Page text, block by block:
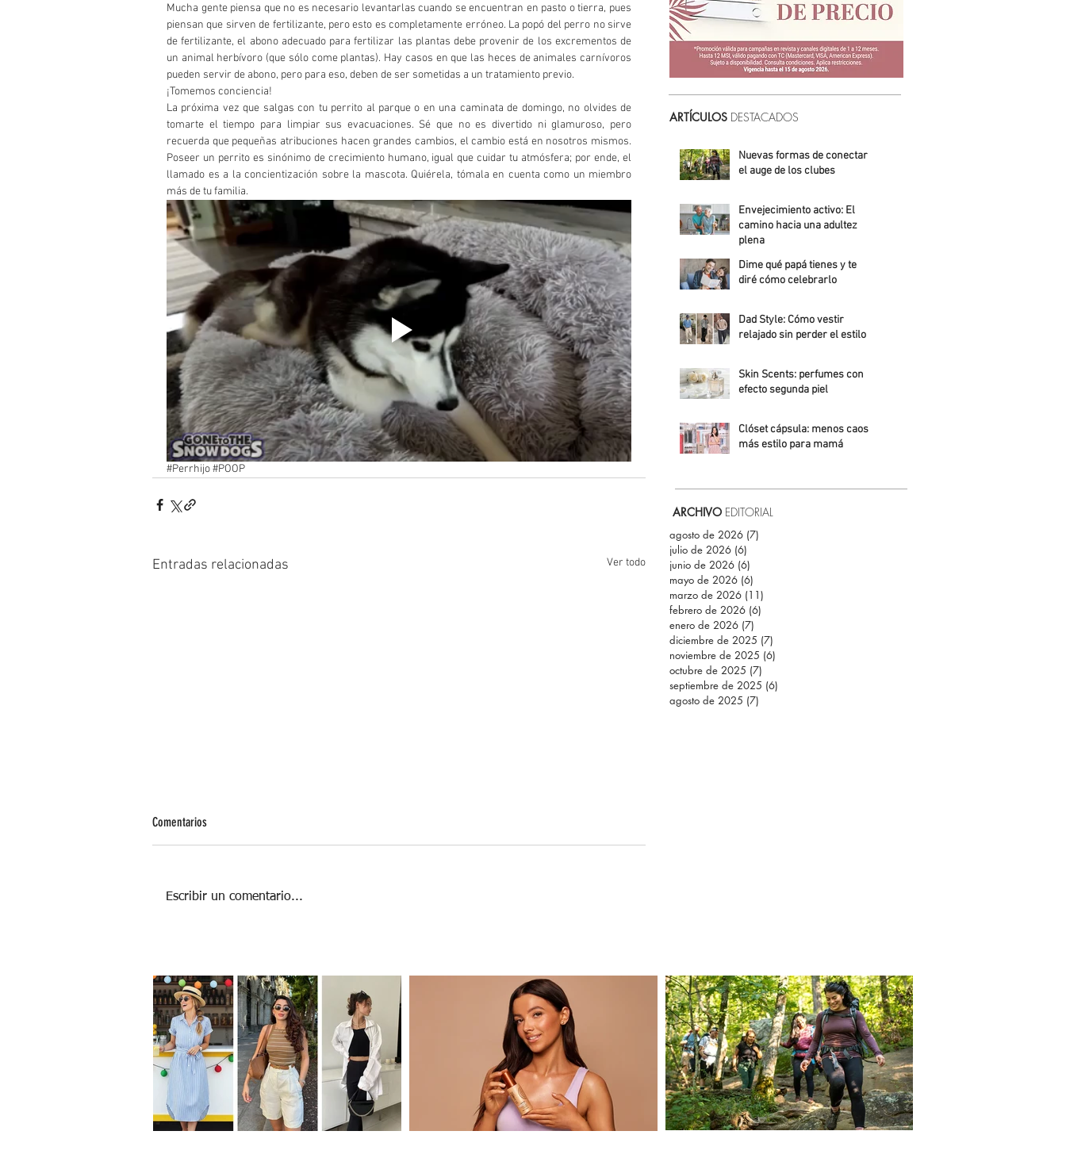
Mucha gente piensa que no es necesario levantarlas cuando se encuentran en pasto o tierra, pues
piensan que sirven de fertilizante, pero esto es completamente erróneo. La popó del perro no sirve
de fertilizante, el abono adecuado para fertilizar las plantas debe provenir de los excrementos de
un animal herbívoro (que sólo come plantas). Hay casos en que las heces de animales carnívoros
pueden servir de abono, pero para eso, deben de ser sometidas a un tratamiento previo.
¡Tomemos conciencia!
La próxima vez que salgas con tu perrito al parque o en una caminata de domingo, no olvides de
tomarte el tiempo para limpiar sus evacuaciones. Sé que no es divertido ni glamuroso, pero
recuerda que pequeñas atribuciones hacen grandes cambios, el cambio está en nosotros mismos.
Poseer un perrito es sinónimo de crecimiento humano, igual que cuidar tu atmósfera; por ende, el
llamado es a la concientización sobre la mascota. Quiérela, tómala en cuenta como un miembro
más de tu familia.
#Perrhijo#POOP
Entradas relacionadas Ver todo
Comentarios
Escribir un comentario...
ARTÍCULOS DESTACADOS
Nuevas formas de conectar:
el auge de los clubes
Envejecimiento activo: El
camino hacia una adultez
plena
Alejandra Roldán
Dime qué papá tienes y te
diré cómo celebrarlo
Dad Style: Cómo vestir
relajado sin perder el estilo
Skin Scents: perfumes con
efecto segunda piel
Clóset cápsula: menos caos,
más estilo para mamá
ARCHIVO EDITORIAL
agosto de 2026 (7)
julio de 2026 (6)
junio de 2026 (6)
mayo de 2026 (6)
marzo de 2026 (11)
febrero de 2026 (6)
enero de 2026 (7)
diciembre de 2025 (7)
noviembre de 2025 (6)
octubre de 2025 (7)
septiembre de 2025 (6)
agosto de 2025 (7)